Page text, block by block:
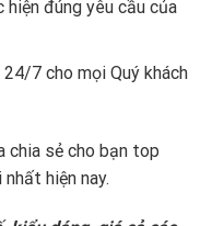
đúng yêu cầu của
7 cho mọi Quý khách
chia sẻ cho bạn top
hiện nay.